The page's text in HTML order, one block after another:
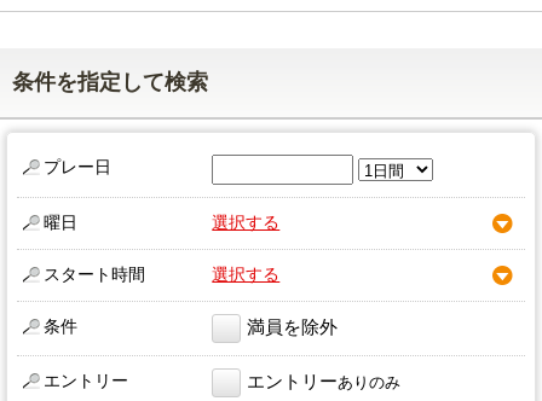
条件を指定して検索
プレー日
曜日 選択する
スタート時間 選択する
条件 満員を除外
エントリー エントリーありのみ